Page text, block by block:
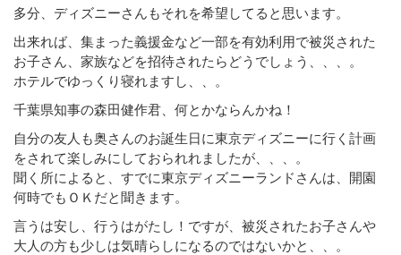
多分、ディズニーさんもそれを希望してると思います。
出来れば、集まった義援金など一部を有効利用で被災された
お子さん、家族などを招待されたらどうでしょう、、、。
ホテルでゆっくり寝れますし、、。
千葉県知事の森田健作君、何とかならんかね！
自分の友人も奥さんのお誕生日に東京ディズニーに行く計画
をされて楽しみにしておられれましたが、、、。
聞く所によると、すでに東京ディズニーランドさんは、開園
何時でもＯＫだと聞きます。
言うは安し、行うはがたし！ですが、被災されたお子さんや
大人の方も少しは気晴らしになるのではないかと、、。